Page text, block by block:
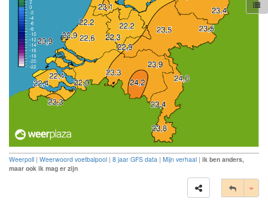
Weerpoll | Weerwoord voetbalpool | 8 jaar GFS data | Mijn verhaal | ik ben anders,
maar ook ik mag er zijn